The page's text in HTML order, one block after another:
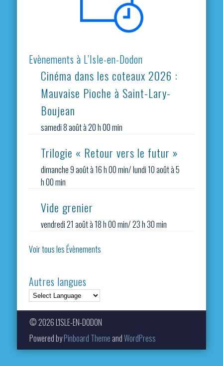
Evènements à L’Isle-en-Dodon
Cinéma dans les coteaux 2026 :
Mauvaise Pioche à Saint-Lary-
Boujean
samedi 8 août à 20 h 00 min
Trilogie « Retour vers le futur »
dimanche 9 août à 16 h 00 min/lundi 10 août à 5
h 00 min
Vide grenier
vendredi 21 août à 18 h 00 min/23 h 30 min
Voir tous les Évènements
Autres langues
© 2026 L'ISLE-EN-DODON
Powered byPinboard Theme andWordPress